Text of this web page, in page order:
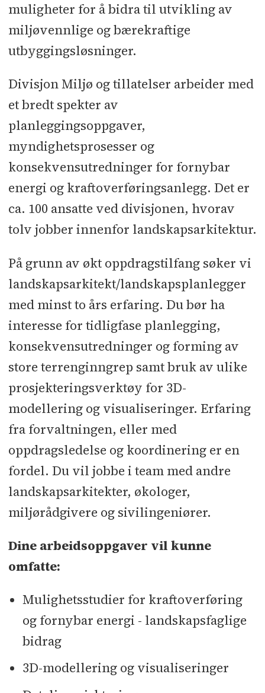
muligheter for å bidra til utvikling av
miljøvennlige og bærekraftige
utbyggingsløsninger.
Divisjon Miljø og tillatelser arbeider med
et bredt spekter av
planleggingsoppgaver,
myndighetsprosesser og
konsekvensutredninger for fornybar
energi og kraftoverføringsanlegg. Det er
ca. 100 ansatte ved divisjonen, hvorav
tolv jobber innenfor landskapsarkitektur.
På grunn av økt oppdragstilfang søker vi
landskapsarkitekt/landskapsplanlegger
med minst to års erfaring. Du bør ha
interesse for tidligfase planlegging,
konsekvensutredninger og forming av
store terrenginngrep samt bruk av ulike
prosjekteringsverktøy for 3D-
modellering og visualiseringer. Erfaring
fra forvaltningen, eller med
oppdragsledelse og koordinering er en
fordel. Du vil jobbe i team med andre
landskapsarkitekter, økologer,
miljørådgivere og sivilingeniører.
Dine arbeidsoppgaver vil kunne
omfatte:
Mulighetsstudier for kraftoverføring
og fornybar energi - landskapsfaglige
bidrag
3D-modellering og visualiseringer